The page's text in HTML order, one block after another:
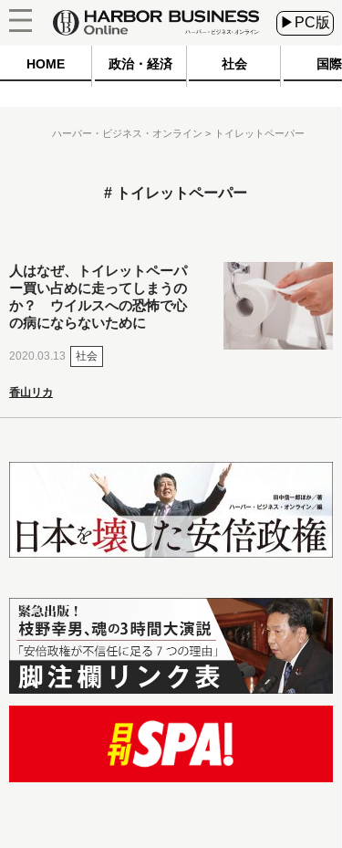
▶PC版
HOME 政治・経済 社会 国際
ハーバー・ビジネス・オンライン トイレットペーパー
トイレットペーパー
人はなぜ、トイレットペーパ
ー買い占めに走ってしまうの
か？ ウイルスへの恐怖で心
の病にならないために
2020.03.13 社会
香山リカ